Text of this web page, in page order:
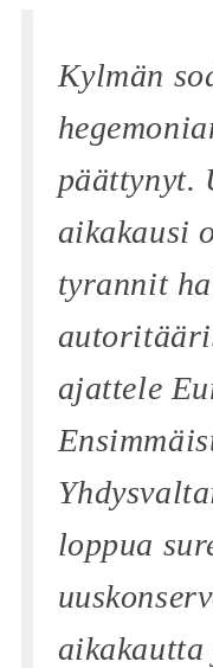
Kylmän
päättynyt.
aikakausi
tyrannit
ajattele
loppua